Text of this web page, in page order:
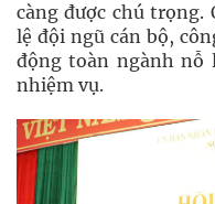
càng được chú trọng.
lệ đội ngũ cán bộ,
động toàn ngành
nhiệm vụ.